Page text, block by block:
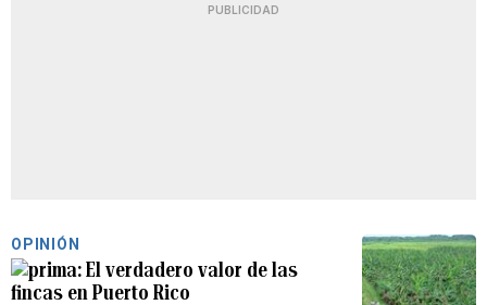
PUBLICIDAD
OPINIÓN
El verdadero valor de las
fincas en Puerto Rico